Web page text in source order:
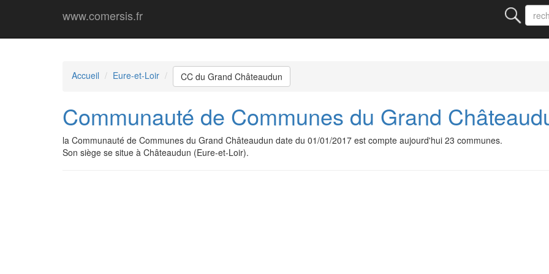
www.comersis.fr
Accueil Eure-et-Loir CC du Grand Châteaudun
Communauté de Communes du Grand
la Communauté de Communes du Grand Châteaudun date du 01/01/2017 est compte aujourd'hui 23 communes.
Son siège se situe à Châteaudun (Eure-et-Loir).